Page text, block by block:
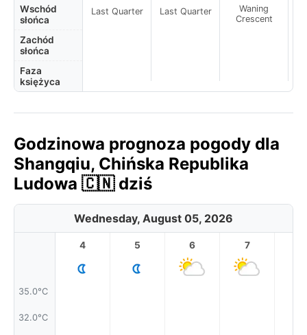
Wschód
słońca
Zachód
słońca
Faza
księżyca
Last Quarter Last Quarter
Waning
Crescent
Godzinowa prognoza pogody dla
Shangqiu, Chińska Republika
Ludowa 🇨🇳 dziś
Wednesday, August 05, 2026
35.0°C
32.0°C
4 5 6 7